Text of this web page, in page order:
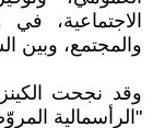
الاجتماعية، في
والمجتمع، وبين
وقد نجحت
"الرأسمالية